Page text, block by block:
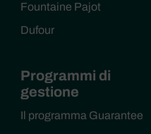
Fountaine Pajot
Dufour
Programmi di
gestione
Il programma Guarantee